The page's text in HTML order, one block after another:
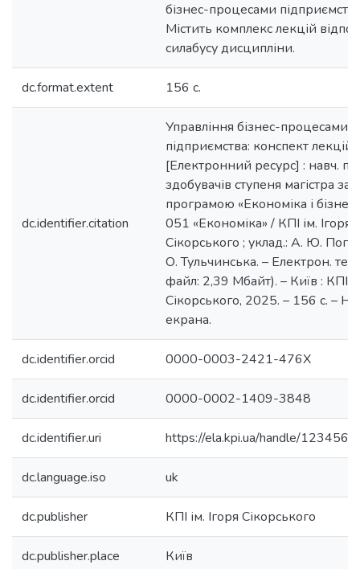
бізнес-процесами
Містить комплекс лекцій
силабусу дисципліни.
dc.format.extent 156 с.
dc.identifier.citation
Управління бізнес-процесами
підприємства: конспект лекцій
[Електронний ресурс] : навч.
здобувачів ступеня магістра за
програмою «Економіка і
051 «Економіка» / КПІ ім. Ігоря
Сікорського ; уклад.: А. Ю.
О. Тульчинська. – Електрон.
файл: 2,39 Мбайт). – Київ : КПІ
Сікорського, 2025. – 156 с. –
екрана.
dc.identifier.orcid 0000-0003-2421-476X
dc.identifier.orcid 0000-0002-1409-3848
dc.identifier.uri https://ela.kpi.ua/handle/
dc.language.iso uk
dc.publisher КПІ ім. Ігоря Сікорського
dc.publisher.place Київ